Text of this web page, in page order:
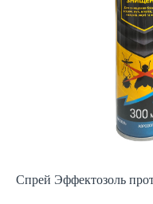
Спрей Эффектозоль